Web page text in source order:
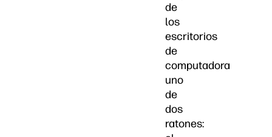
de
los
escritorios
de
computadora
uno
de
dos
ratones: